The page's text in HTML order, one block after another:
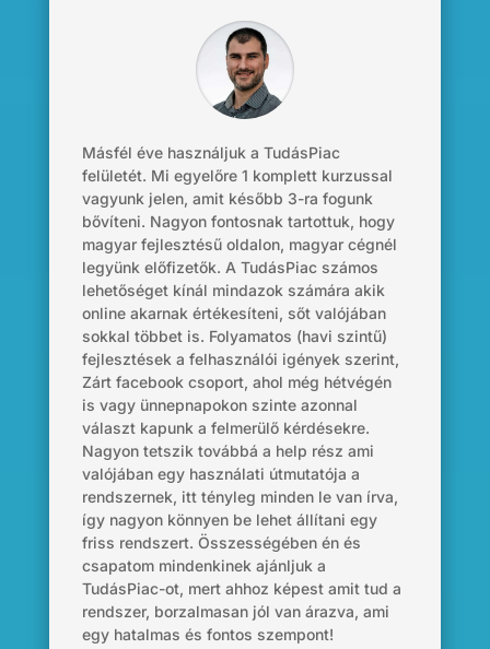
Másfél éve használjuk a TudásPiac
felületét. Mi egyelőre1 komplett kurzussal
vagyunk jelen, amit később 3-ra fogunk
bővíteni. Nagyon fontosnak tartottuk, hogy
magyar fejlesztésű oldalon, magyar cégnél
legyünk előfizetők. A TudásPiacszámos
lehetőséget kínál mindazok számára akik
online akarnak értékesíteni, sőtvalójában
sokkal többet is. Folyamatos (havi szintű)
fejlesztések a felhasználói igények szerint,
Zárt facebook csoport, ahol még hétvégén
is vagy ünnepnapokon szinte azonnal
választ kapunk a felmerülő kérdésekre.
Nagyon tetszik továbbá a help rész ami
valójában egy használati útmutatója a
rendszernek, itt tényleg minden le van írva,
így nagyon könnyen be lehet állítani egy
friss rendszert. Összességében én és
csapatom mindenkinek ajánljuk a
TudásPiac-ot, mert ahhoz képestamit tud a
rendszer, borzalmasan jól van árazva, ami
egy hatalmas és fontos szempont!